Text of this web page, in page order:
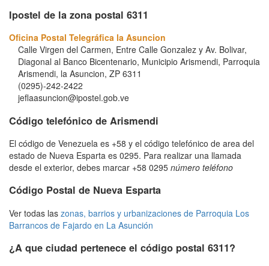
Ipostel de la zona postal 6311
Oficina Postal Telegráfica la Asuncion
Calle Virgen del Carmen, Entre Calle Gonzalez y Av. Bolivar,
Diagonal al Banco Bicentenario, Municipio Arismendi, Parroquia
Arismendi, la Asuncion, ZP 6311
(0295)-242-2422
jeflaasuncion@ipostel.gob.ve
Código telefónico de Arismendi
El código de Venezuela es +58 y el código telefónico de area del
estado de Nueva Esparta es 0295. Para realizar una llamada
desde el exterior, debes marcar +58 0295 número teléfono
Código Postal de Nueva Esparta
Ver todas las zonas, barrios y urbanizaciones de Parroquia Los
Barrancos de Fajardo en La Asunción
¿A que ciudad pertenece el código postal 6311?